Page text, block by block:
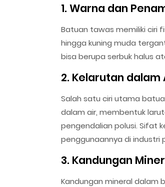
1. Warna dan
Batuan tawas memiliki ciri
hingga kuning muda
bisa berupa serbuk halus
2. Kelarutan dalam
Salah satu ciri utama
dalam air, membentuk
pengendalian polusi. Sifat
penggunaannya di industri
3. Kandungan
Kandungan mineral dalam